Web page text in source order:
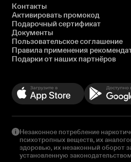
Контакты
Активировать промокод
Подарочный сертификат
Документы
Пользовательское соглашение
Правила применения
Подарки от наших партнёров
Незаконное потребление
психотропных веществ, их
здоровью, их незаконный оборот
установленную